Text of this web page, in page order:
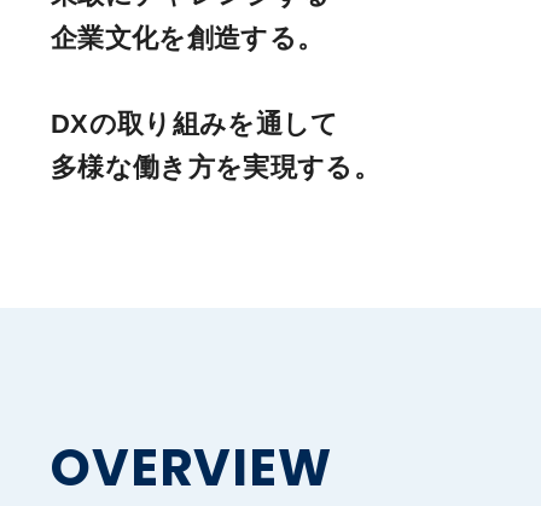
企業文化を創造する。
DXの取り組みを通して
多様な働き方を実現する。
OVERVIEW